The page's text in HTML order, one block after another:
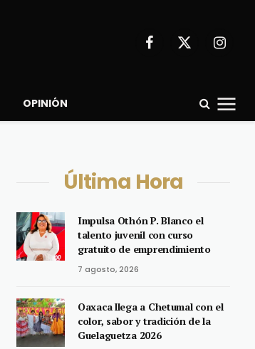
Facebook
X
OPINIÓN
Última Hora
Impulsa Othón P. Blanco el
talento juvenil con curso
gratuito de emprendimiento
7 agosto, 2026
Oaxaca llega a Chetumal con el
color, sabor y tradición de la
Guelaguetza 2026